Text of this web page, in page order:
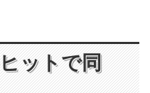
ットで同